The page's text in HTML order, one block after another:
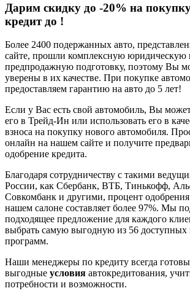
Дарим скидку до -20% на
кредит до !
Более 2400 подержанных авто,
сайте, прошли комплексную юридическую
предпродажную подготовку, поэтому Вы
уверены в их качестве. При покупке
предоставляем гарантию на авто до 5 лет!
Если у Вас есть свой автомобиль, Вы
его в Трейд-Ин или использовать его в
взноса на покупку нового автомобиля.
онлайн на нашем сайте и получите
одобрение кредита.
Благодаря сотрудничеству с такими
России, как Сбербанк, ВТБ, Тинькофф,
Совкомбанк и другими, процент одобрения
нашем салоне составляет более 97%. Мы
подходящее предложение для каждого
выбрать самую выгодную из 56 доступных
программ.
Наши менеджеры по кредиту всегда
выгодные условия автокредитования,
потребности и возможности.